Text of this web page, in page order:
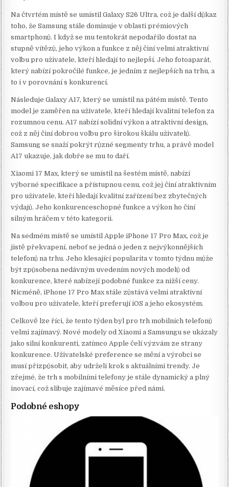
Na čtvrtém místě se umístil Galaxy S26 Ultra, což je další důkaz
toho, že Samsung stále dominuje v oblasti prémiových
smartphonů. I když se mu tentokrát nepodařilo dostat na
stupně vítězů, jeho výkon a funkce z něj činí velmi atraktivní
volbu pro uživatele, kteří hledají to nejlepší. Jeho fotoaparát,
který nabízí pokročilé funkce, je jedním z nejlepších na trhu, a
to i v porovnání s konkurencí.
Následuje Galaxy A17, který se umístil na pátém místě. Tento
model je zaměřen na uživatele, kteří hledají kvalitní telefon za
rozumnou cenu. A17 nabízí solidní výkon a atraktivní design,
což z něj činí dobrou volbu pro širokou škálu uživatelů.
Samsung se snaží pokrýt různé segmenty trhu, a právě model
A17 ukazuje, jak dobře se mu to daří.
Xiaomi 17 Max, který se umístil na šestém místě, nabízí
výborné specifikace a přístupnou cenu, což jej činí atraktivním
pro uživatele, kteří hledají kvalitní zařízení bez zbytečných
výdajů. Jeho konkurenceschopné funkce a výkon ho činí
silným hráčem v této kategorii.
Na sedmém místě se umístil Apple iPhone 17 Pro Max, což je
jistě překvapení, neboť se jedná o jeden z nejvýkonnějších
telefonů na trhu. Jeho klesající popularita v tomto týdnu může
být způsobena nedávným uvedením nových modelů od
konkurence, které nabízejí podobné funkce za nižší ceny.
Nicméně, iPhone 17 Pro Max stále zůstává velmi atraktivní
volbou pro uživatele, kteří preferují iOS a jeho ekosystém.
Celkově lze říci, že tento týden byl pro trh mobilních telefonů
velmi zajímavý. Nové modely od Xiaomi a Samsungu se ukázaly
jako silní konkurenti, zatímco Apple čelí výzvám ze strany
konkurence. Uživatelské preference se mění a výrobci se
musí přizpůsobit, aby udrželi krok s aktuálními trendy. Je
zřejmé, že trh s mobilními telefony je stále dynamický a plný
inovací, což slibuje zajímavé měsíce před námi.
Podobné eshopy